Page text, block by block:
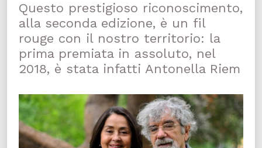
Questo prestigioso riconoscimento,
alla seconda edizione, è un fil
rouge con il nostro territorio: la
prima premiata in assoluto, nel
2018, è stata infatti Antonella Riem